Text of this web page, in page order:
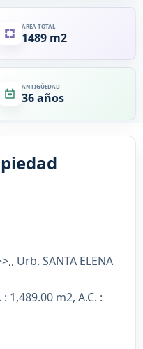
ÁREA TOTAL
1489 m2
ANTIGÜEDAD
36 años
Urb. SANTA ELENA
: 1,489.00 m2, A.C. :